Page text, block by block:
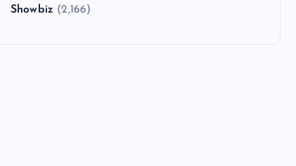
Showbiz (2,166)